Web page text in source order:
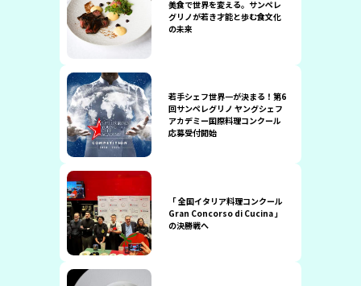
美食で世界を変える。サンペレ
グリノが若き才能と歩む食文化
の未来
若手シェフ世界一が決まる！第6
回サンペレグリノ ヤングシェフ
アカデミー国際料理コンクール
応募受付開始
「 全国イタリア料理コンクール
Gran Concorso di Cucina 」
の決勝戦へ